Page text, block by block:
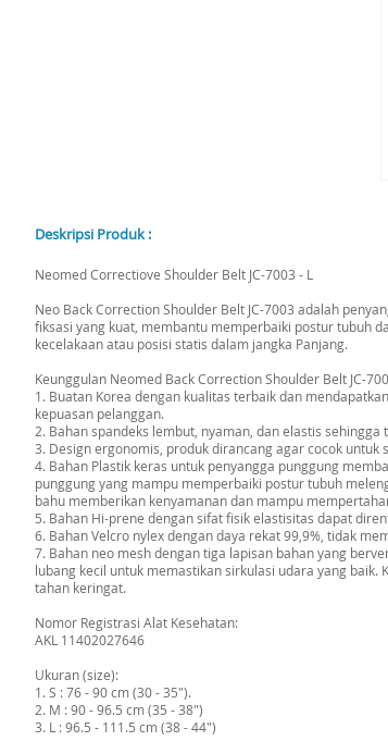
Deskripsi Produk :
Neomed Correctiove Shoulder Belt JC-7003 - L
Neo Back Correction Shoulder Belt JC-7003 adalah
fiksasi yang kuat, membantu memperbaiki postur tubuh
kecelakaan atau posisi statis dalam jangka Panjang.
Keunggulan Neomed Back Correction Shoulder Belt JC-
1. Buatan Korea dengan kualitas terbaik dan
kepuasan pelanggan.
2. Bahan spandeks lembut, nyaman, dan elastis
3. Design ergonomis, produk dirancang agar cocok
4. Bahan Plastik keras untuk penyangga punggung
punggung yang mampu memperbaiki postur tubuh
bahu memberikan kenyamanan dan mampu
5. Bahan Hi-prene dengan sifat fisik elastisitas dapat
6. Bahan Velcro nylex dengan daya rekat 99,9%, tidak
7. Bahan neo mesh dengan tiga lapisan bahan yang
lubang kecil untuk memastikan sirkulasi udara yang
tahan keringat.
Nomor Registrasi Alat Kesehatan:
AKL 11402027646
Ukuran (size):
1. S : 76 - 90 cm (30 - 35").
2. M : 90 - 96.5 cm (35 - 38")
3. L : 96.5 - 111.5 cm (38 - 44")